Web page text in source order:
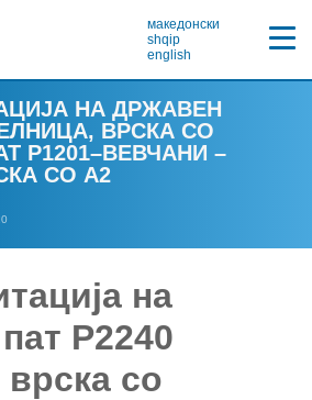
македонски
shqip
english
НА ДРЖАВЕН
ВРСКА СО
Р1201–ВЕВЧАНИ –
СО А2
на
Р2240
со